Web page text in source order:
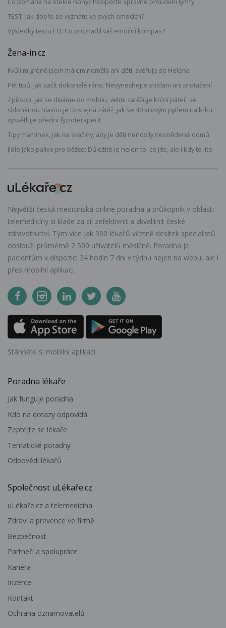
TEST: Jak dobře se vyznáte ve svých emocích?
Výsledky testu EQ: Co prozradil váš emoční kompas?
Žena-in.cz
Kvůli migréně jsem málem neměla ani děti, svěřuje se Helena
Pět tipů, jak začít dokonalé ráno. Nevynechejte snídani ani protažení
Způsob, jak se díváme do mobilu, velmi zatěžuje krční páteř, se
skloněnou hlavou je to stejná zátěž, jak se 40 kilovým pytlem na krku,
vysvětluje přední fyzioterapeut
Tipy maminek, jak na svačiny, aby je děti nenosily nesnědené domů
Jídlo jako palivo pro běžce: Důležité je nejen to, co jíte, ale i kdy to jíte
Největší česká medicínská online poradna a průkopník v oblasti
telemedicíny si klade za cíl zefektivnit a zkvalitnit české
zdravotnictví. Tým více jak 300 lékařů včetně desítek specialistů
obslouží průměrně 2 500 uživatelů měsíčně. Poradna je
pacientům k dispozici 24 hodin 7 dní v týdnu nejen na webu, ale i
přes mobilní aplikaci.
Stáhněte si mobilní aplikaci
Poradna lékaře
Jak funguje poradna
Kdo na dotazy odpovídá
Zeptejte se lékaře
Tematické poradny
Odpovědi lékařů
Společnost uLékaře.cz
uLékaře.cz a telemedicína
Zdraví a prevence ve firmě
Bezpečnost
Partneři a spolupráce
Kariéra
Inzerce
Kontakt
Ochrana oznamovatelů